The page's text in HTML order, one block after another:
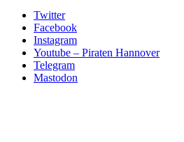
Twitter
Facebook
Instagram
Youtube – Piraten Hannover
Telegram
Mastodon